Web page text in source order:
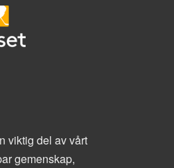
viktig del av vårt
gemenskap,